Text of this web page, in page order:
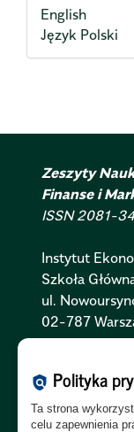
English
Język Polski
Zeszyty
Finanse i
ISSN 2081-
Instytut
Szkoła
ul.
02-787
Polityka
Polityka
policy Polityka
Ta strona
celu zapewnienia